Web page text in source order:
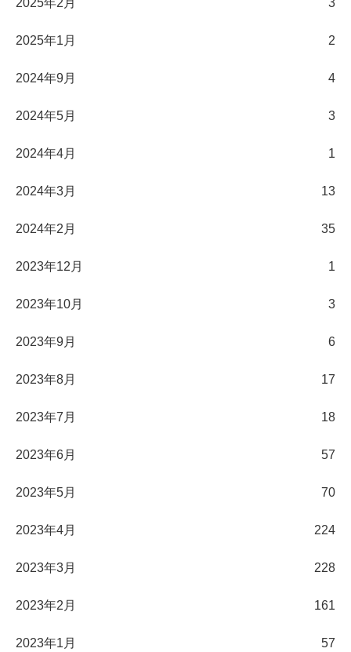
2025年1月 2
2024年9月 4
2024年5月 3
2024年4月 1
2024年3月 13
2024年2月 35
2023年12月 1
2023年10月 3
2023年9月 6
2023年8月 17
2023年7月 18
2023年6月 57
2023年5月 70
2023年4月 224
2023年3月 228
2023年2月 161
2023年1月 57